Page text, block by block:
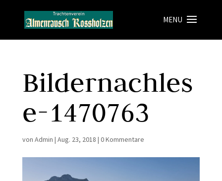
Bildernachles
e-1470763
von Admin | Aug. 23, 2018 | 0 Kommentare